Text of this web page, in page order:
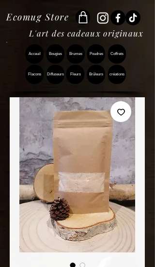
Ecomug Store
L'art des cadeaux originaux
Acceuil
Flacons
Bougies
Diffuseurs
Brumes
Fleurs
Poudres
Brûleurs
Coffrets
créations